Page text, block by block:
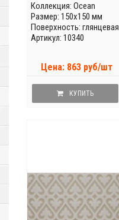
Коллекция: Ocean
Размер: 150x150 мм
Поверхность: глянцевая
Артикул: 10340
Цена: 863 руб/шт
КУПИТЬ